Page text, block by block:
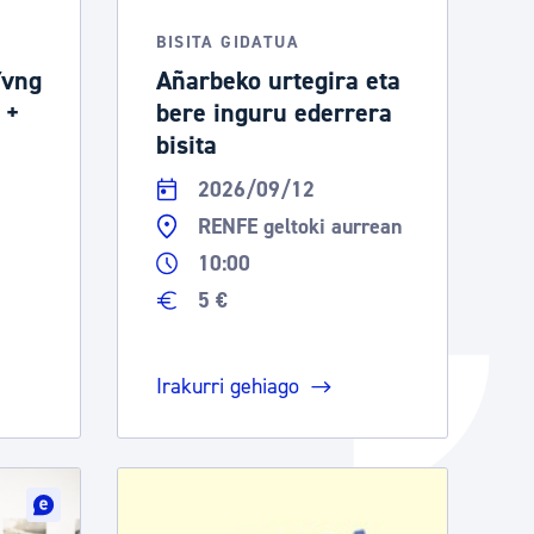
Izapideen katalogoa
Tramitaziorako laguntza
BISITA GIDATUA
Añarbeko urtegira eta
bere inguru ederrera
bisita
2026/09/12
RENFE geltoki aurrean
10:00
5 €
Irakurri gehiago